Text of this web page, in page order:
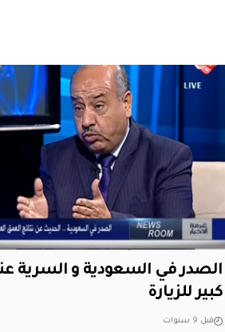
الصدر في السعودية و السرية
كبير للزيارة
قبل 9 سنوات